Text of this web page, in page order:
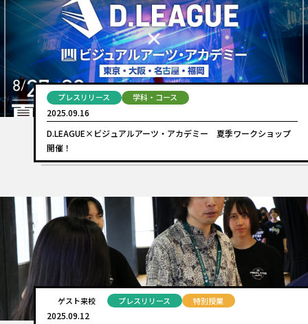
プレスリリース 学科・コース
2025.09.16
D.LEAGUE×ビジュアルアーツ・アカデミー 夏季ワークショップ
開催！
ゲスト来校 プレスリリース 特別授業
2025.09.12